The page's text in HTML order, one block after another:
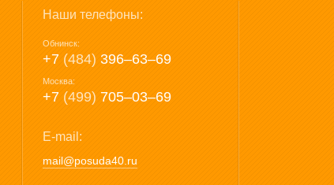
Наши телефоны:
Обнинск:
+7 (484) 396‒63‒69
Москва:
+7 (499) 705‒03‒69
E-mail:
mail@posuda40.ru